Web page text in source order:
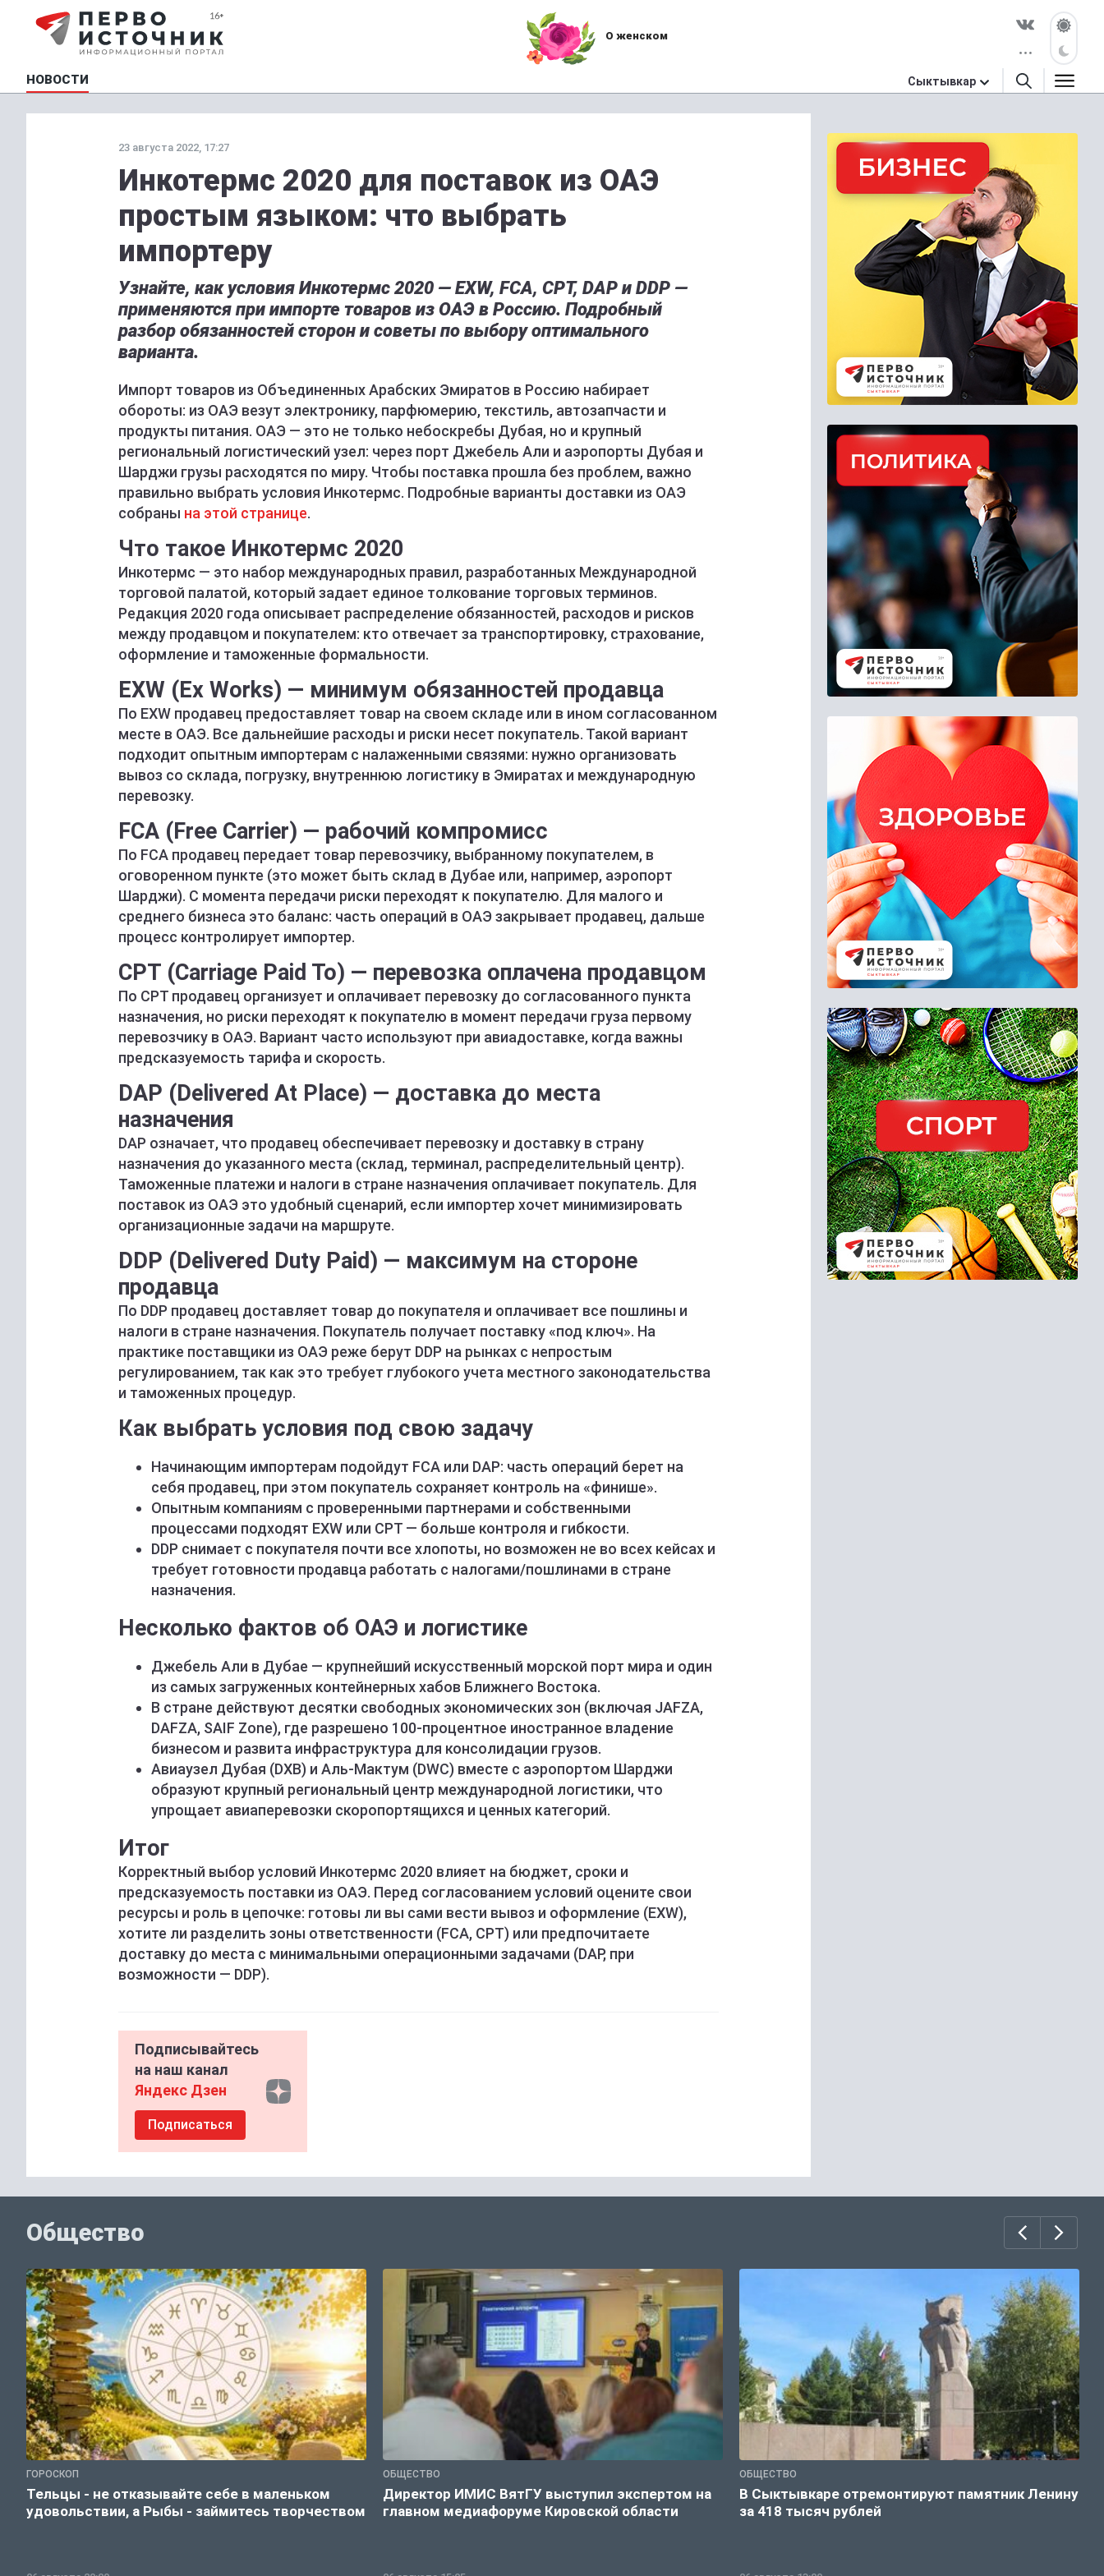
О женском
НОВОСТИ Сыктывкар
23 августа 2022, 17:27
Инкотермс 2020 для поставок из ОАЭ
простым языком: что выбрать
импортеру
Узнайте, как условия Инкотермс 2020 — EXW, FCA, CPT, DAP и DDP —
применяются при импорте товаров из ОАЭ в Россию. Подробный
разбор обязанностей сторон и советы по выбору оптимального
варианта.
Импорт товаров из Объединенных Арабских Эмиратов в Россию набирает
обороты: из ОАЭ везут электронику, парфюмерию, текстиль, автозапчасти и
продукты питания. ОАЭ — это не только небоскребы Дубая, но и крупный
региональный логистический узел: через порт Джебель Али и аэропорты Дубая и
Шарджи грузы расходятся по миру. Чтобы поставка прошла без проблем, важно
правильно выбрать условия Инкотермс. Подробные варианты доставки из ОАЭ
собраны на этой странице.
Что такое Инкотермс 2020
Инкотермс — это набор международных правил, разработанных Международной
торговой палатой, который задает единое толкование торговых терминов.
Редакция 2020 года описывает распределение обязанностей, расходов и рисков
между продавцом и покупателем: кто отвечает за транспортировку, страхование,
оформление и таможенные формальности.
EXW (Ex Works) — минимум обязанностей продавца
По EXW продавец предоставляет товар на своем складе или в ином согласованном
месте в ОАЭ. Все дальнейшие расходы и риски несет покупатель. Такой вариант
подходит опытным импортерам с налаженными связями: нужно организовать
вывоз со склада, погрузку, внутреннюю логистику в Эмиратах и международную
перевозку.
FCA (Free Carrier) — рабочий компромисс
По FCA продавец передает товар перевозчику, выбранному покупателем, в
оговоренном пункте (это может быть склад в Дубае или, например, аэропорт
Шарджи). С момента передачи риски переходят к покупателю. Для малого и
среднего бизнеса это баланс: часть операций в ОАЭ закрывает продавец, дальше
процесс контролирует импортер.
CPT (Carriage Paid To) — перевозка оплачена продавцом
По CPT продавец организует и оплачивает перевозку до согласованного пункта
назначения, но риски переходят к покупателю в момент передачи груза первому
перевозчику в ОАЭ. Вариант часто используют при авиадоставке, когда важны
предсказуемость тарифа и скорость.
DAP (Delivered At Place) — доставка до места
назначения
DAP означает, что продавец обеспечивает перевозку и доставку в страну
назначения до указанного места (склад, терминал, распределительный центр).
Таможенные платежи и налоги в стране назначения оплачивает покупатель. Для
поставок из ОАЭ это удобный сценарий, если импортер хочет минимизировать
организационные задачи на маршруте.
DDP (Delivered Duty Paid) — максимум на стороне
продавца
По DDP продавец доставляет товар до покупателя и оплачивает все пошлины и
налоги в стране назначения. Покупатель получает поставку «под ключ». На
практике поставщики из ОАЭ реже берут DDP на рынках с непростым
регулированием, так как это требует глубокого учета местного законодательства
и таможенных процедур.
Как выбрать условия под свою задачу
Начинающим импортерам подойдут FCA или DAP: часть операций берет на
себя продавец, при этом покупатель сохраняет контроль на «финише».
Опытным компаниям с проверенными партнерами и собственными
процессами подходят EXW или CPT — больше контроля и гибкости.
DDP снимает с покупателя почти все хлопоты, но возможен не во всех кейсах и
требует готовности продавца работать с налогами/пошлинами в стране
назначения.
Несколько фактов об ОАЭ и логистике
Джебель Али в Дубае — крупнейший искусственный морской порт мира и один
из самых загруженных контейнерных хабов Ближнего Востока.
В стране действуют десятки свободных экономических зон (включая JAFZA,
DAFZA, SAIF Zone), где разрешено 100-процентное иностранное владение
бизнесом и развита инфраструктура для консолидации грузов.
Авиаузел Дубая (DXB) и Аль-Мактум (DWC) вместе с аэропортом Шарджи
образуют крупный региональный центр международной логистики, что
упрощает авиаперевозки скоропортящихся и ценных категорий.
Итог
Корректный выбор условий Инкотермс 2020 влияет на бюджет, сроки и
предсказуемость поставки из ОАЭ. Перед согласованием условий оцените свои
ресурсы и роль в цепочке: готовы ли вы сами вести вывоз и оформление (EXW),
хотите ли разделить зоны ответственности (FCA, CPT) или предпочитаете
доставку до места с минимальными операционными задачами (DAP, при
возможности — DDP).
Подписывайтесь
на наш канал
Яндекс Дзен
Подписаться
Общество
ГОРОСКОП
Тельцы - не отказывайте себе в маленьком
удовольствии, а Рыбы - займитесь творчеством
ОБЩЕСТВО
Директор ИМИС ВятГУ выступил экспертом на
главном медиафоруме Кировской области
ОБЩЕСТВО
В Сыктывкаре отремонтируют памятник Ленину
за 418 тысяч рублей